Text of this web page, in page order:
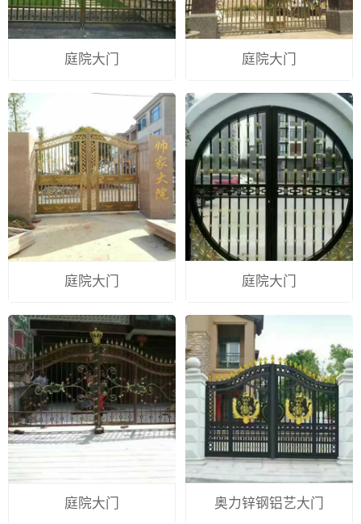
庭院大门 庭院大门
庭院大门 庭院大门
庭院大门 奥力锌钢铝艺大门